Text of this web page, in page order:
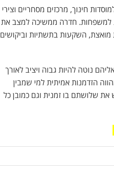
חינוך, מרכזים מסחריים וצירי
למשפחות. חדרה ממשיכה למצב את
השקעות בתשתיות וביקושים
נוטה להיות גבוה ויציב לאורך
הזדמנות אמיתית למי שמבין
שלושתם בו זמנית וגם כמובן כל